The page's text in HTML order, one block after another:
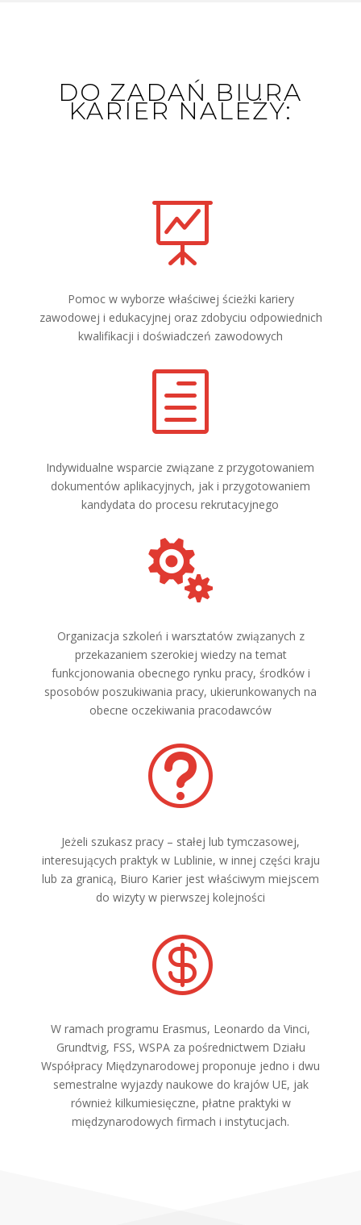
DO ZADAŃ BIURA
KARIER NALEŻY:

Pomoc w wyborze właściwej ścieżki kariery
zawodowej i edukacyjnej oraz zdobyciu odpowiednich
kwalifikacji i doświadczeń zawodowych
h
Indywidualne wsparcie związane z przygotowaniem
dokumentów aplikacyjnych, jak i przygotowaniem
kandydata do procesu rekrutacyjnego

Organizacja szkoleń i warsztatów związanych z
przekazaniem szerokiej wiedzy na temat
funkcjonowania obecnego rynku pracy, środków i
sposobów poszukiwania pracy, ukierunkowanych na
obecne oczekiwania pracodawców
t
Jeżeli szukasz pracy – stałej lub tymczasowej,
interesujących praktyk w Lublinie, w innej części kraju
lub za granicą, Biuro Karier jest właściwym miejscem
do wizyty w pierwszej kolejności

W ramach programu Erasmus, Leonardo da Vinci,
Grundtvig, FSS, WSPA za pośrednictwem Działu
Współpracy Międzynarodowej proponuje jedno i dwu
semestralne wyjazdy naukowe do krajów UE, jak
również kilkumiesięczne, płatne praktyki w
międzynarodowych firmach i instytucjach.